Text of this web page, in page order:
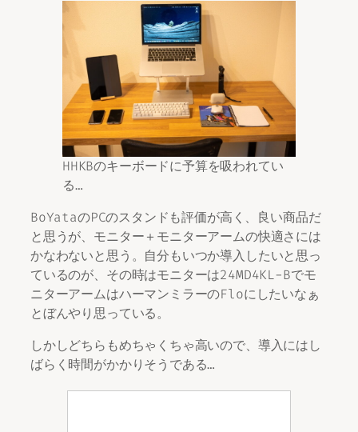
HHKBのキーボードに予算を吸われてい
る…
BoYataのPCのスタンドも評価が高く、良い商品だ
と思うが、モニター＋モニターアームの快適さには
かなわないと思う。自分もいつか導入したいと思っ
ているのが、その時はモニターは24MD4KL-Bでモ
ニターアームはハーマンミラーのFloにしたいなぁ
とぼんやり思っている。
しかしどちらもめちゃくちゃ高いので、導入にはし
ばらく時間がかかりそうである…